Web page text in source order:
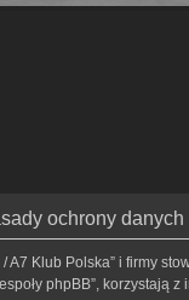
ochrony
Klub Polska” i firmy
phpBB”,